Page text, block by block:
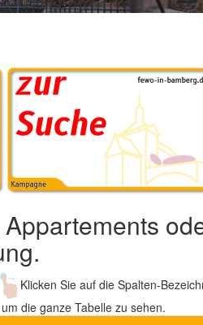
Klicken Sie auf die Spalten-
die ganze Tabelle zu sehen.